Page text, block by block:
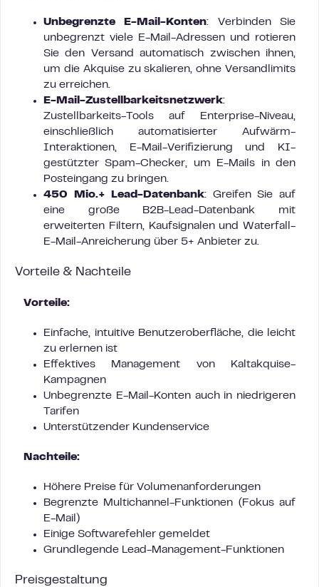
Unbegrenzte E-Mail-Konten: Verbinden Sie
unbegrenzt viele E-Mail-Adressen und rotieren
Sie den Versand automatisch zwischen ihnen,
um die Akquise zu skalieren, ohne Versandlimits
zu erreichen.
E-Mail-Zustellbarkeitsnetzwerk:
Zustellbarkeits-Tools auf Enterprise-Niveau,
einschließlich automatisierter Aufwärm-
Interaktionen, E-Mail-Verifizierung und KI-
gestützter Spam-Checker, um E-Mails in den
Posteingang zu bringen.
450 Mio.+ Lead-Datenbank: Greifen Sie auf
eine große B2B-Lead-Datenbank mit
erweiterten Filtern, Kaufsignalen und Waterfall-
E-Mail-Anreicherung über 5+ Anbieter zu.
Vorteile & Nachteile
Vorteile:
Einfache, intuitive Benutzeroberfläche, die leicht
zu erlernen ist
Effektives Management von Kaltakquise-
Kampagnen
Unbegrenzte E-Mail-Konten auch in niedrigeren
Tarifen
Unterstützender Kundenservice
Nachteile:
Höhere Preise für Volumenanforderungen
Begrenzte Multichannel-Funktionen (Fokus auf
E-Mail)
Einige Softwarefehler gemeldet
Grundlegende Lead-Management-Funktionen
Preisgestaltung